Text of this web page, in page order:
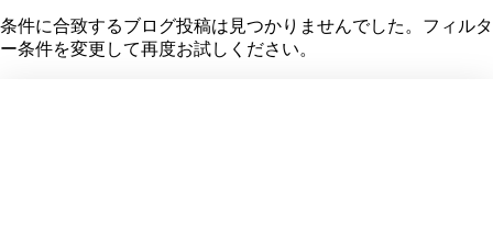
条件に合致するブログ投稿は見つかりませんでした。フィルタ
ー条件を変更して再度お試しください。